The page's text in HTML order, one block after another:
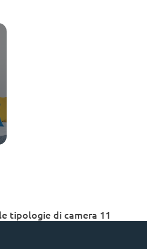
tipologie di camera 11